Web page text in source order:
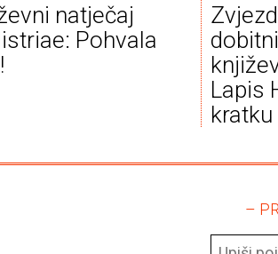
natječaj
Pohvala
Lapis
–